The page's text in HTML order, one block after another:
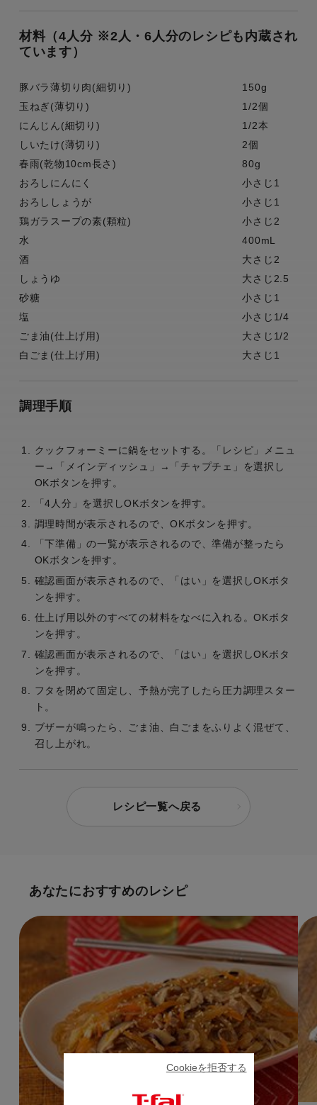
材料（4人分 ※2人・6人分のレシピも内蔵され
ています）
豚バラ薄切り肉(細切り)
150g
玉ねぎ(薄切り)
1/2個
にんじん(細切り)
1/2本
しいたけ(薄切り)
2個
春雨(乾物10cm長さ)
80g
おろしにんにく
小さじ1
おろししょうが
小さじ1
鶏ガラスープの素(顆粒)
小さじ2
水
400mL
酒
大さじ2
しょうゆ
大さじ2.5
砂糖
小さじ1
塩
小さじ1/4
ごま油(仕上げ用)
大さじ1/2
白ごま(仕上げ用)
大さじ1
調理手順
クックフォーミーに鍋をセットする。「レシピ」メニュ
ー→「メインディッシュ」→「チャプチェ」を選択し
OKボタンを押す。
「4人分」を選択しOKボタンを押す。
調理時間が表示されるので、OKボタンを押す。
「下準備」の一覧が表示されるので、準備が整ったら
OKボタンを押す。
確認画面が表示されるので、「はい」を選択しOKボタ
ンを押す。
仕上げ用以外のすべての材料をなべに入れる。OKボタ
ンを押す。
確認画面が表示されるので、「はい」を選択しOKボタ
ンを押す。
フタを閉めて固定し、予熱が完了したら圧力調理スター
ト。
ブザーが鳴ったら、ごま油、白ごまをふりよく混ぜて、
召し上がれ。
レシピ一覧へ戻る
あなたにおすすめのレシピ
Cookieを拒否する